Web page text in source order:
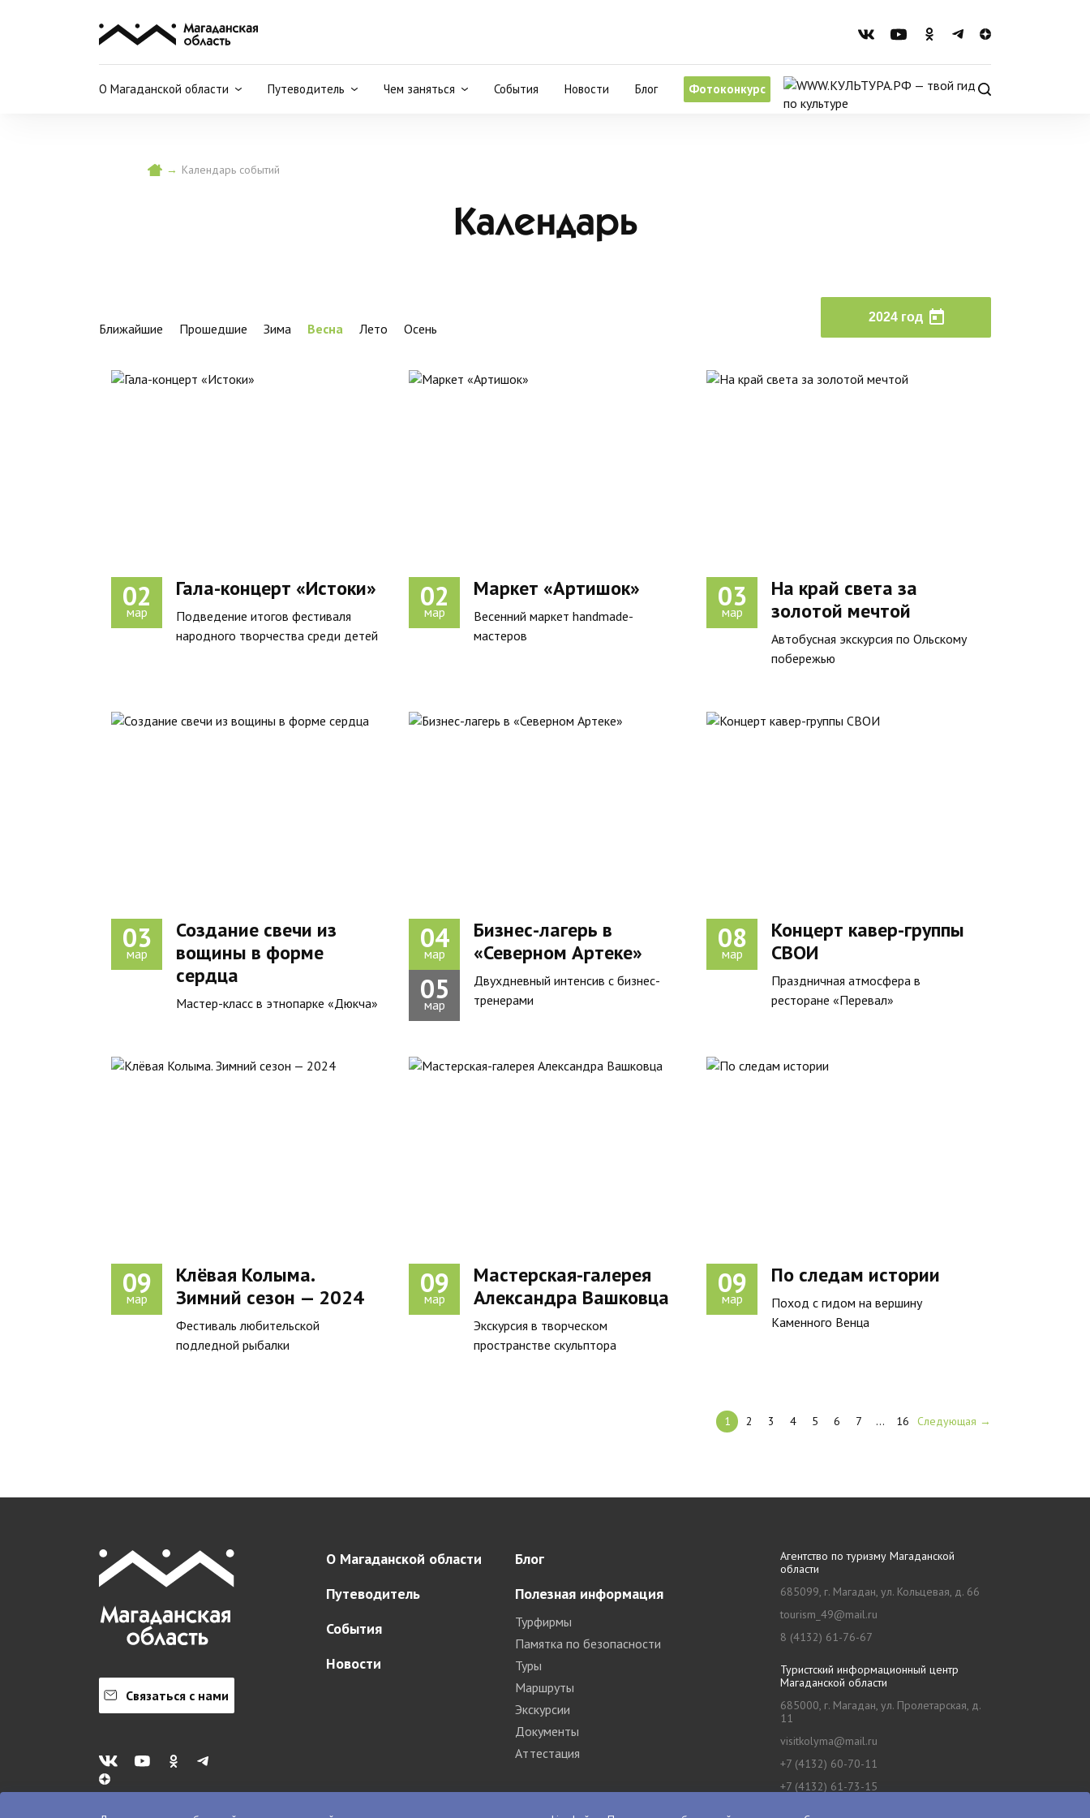
О Магаданской области Путеводитель Чем заняться События Новости Блог Фотоконкурс
→ Календарь событий
Календарь
Ближайшие Прошедшие Зима Весна Лето Осень
2024 год
02
мар
Гала-концерт «Истоки»
Подведение итогов фестиваля
народного творчества среди детей
02
мар
Маркет «Артишок»
Весенний маркет handmade-
мастеров
03
мар
На край света за
золотой мечтой
Автобусная экскурсия по Ольскому
побережью
03
мар
Создание свечи из
вощины в форме
сердца
Мастер-класс в этнопарке «Дюкча»
04
мар
05
мар
Бизнес-лагерь в
«Северном Артеке»
Двухдневный интенсив с бизнес-
тренерами
08
мар
Концерт кавер-группы
СВОИ
Праздничная атмосфера в
ресторане «Перевал»
09
мар
Клёвая Колыма.
Зимний сезон — 2024
Фестиваль любительской
подледной рыбалки
09
мар
Мастерская-галерея
Александра Вашковца
Экскурсия в творческом
пространстве скульптора
09
мар
По следам истории
Поход с гидом на вершину
Каменного Венца
1 2 3 4 5 6 7 … 16 Следующая →
Связаться с нами
О Магаданской области
Путеводитель
События
Новости
Блог
Полезная информация
Турфирмы
Памятка по безопасности
Туры
Маршруты
Экскурсии
Документы
Аттестация
Агентство по туризму Магаданской
области
685099, г. Магадан, ул. Кольцевая, д. 66
tourism_49@mail.ru
8 (4132) 61-76-67
Туристский информационный центр
Магаданской области
685000, г. Магадан, ул. Пролетарская, д.
11
visitkolyma@mail.ru
+7 (4132) 60-70-11
+7 (4132) 61-73-15